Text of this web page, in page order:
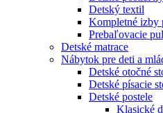
Detský textil
Kompletné izby
Prebaľovacie
Detské matrace
Nábytok pre deti a
Detské otočné
Detské písacie
Detské postele
Klasické